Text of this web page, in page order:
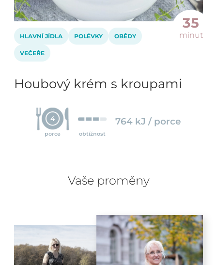
35
minut
HLAVNÍ JÍDLA POLÉVKY OBĚDY
VEČEŘE
Houbový krém s kroupami
4
porce obtížnost
764 kJ / porce
Vaše proměny